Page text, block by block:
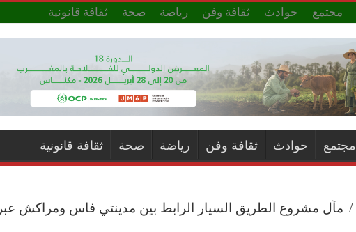
مجتمع حوادث ثقافة وفن رياضة صحة ثقافة قانونية
مجتمع حوادث ثقافة وفن رياضة صحة ثقافة قانونية
/ مآل مشروع الطريق السيار الرابط بين مدينتي فاس ومراكش عبر